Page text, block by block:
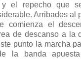
el repecho que
Arribados al
comienza el
de descanso a la
punto la marcha
la banda